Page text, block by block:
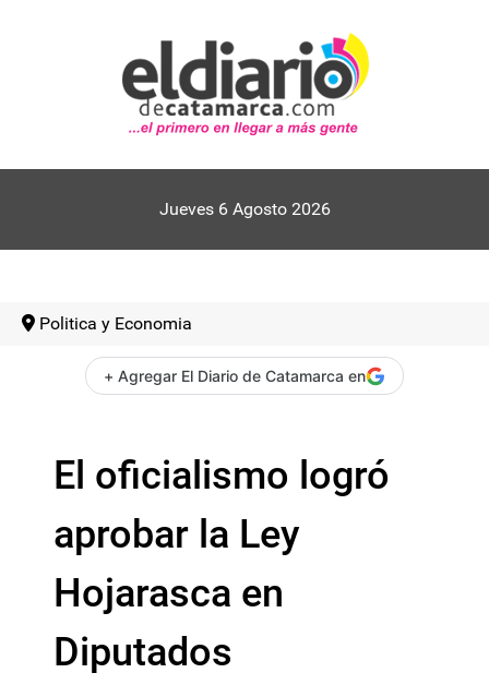
Jueves 6 Agosto 2026
Politica y Economia
+ Agregar El Diario de Catamarca en
El oficialismo logró
aprobar la Ley
Hojarasca en
Diputados